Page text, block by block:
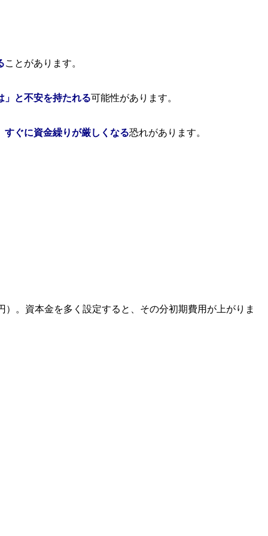
ことがあります。
」と不安を持たれる可能性があります。
ぐに資金繰りが厳しくなる恐れがあります。
。資本金を多く設定すると、その分初期費用が上がりま